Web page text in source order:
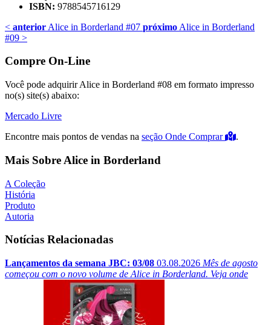
ISBN: 9788545716129
< anterior Alice in Borderland #07 próximo Alice in Borderland
#09 >
Compre On-Line
Você pode adquirir Alice in Borderland #08 em formato impresso
no(s) site(s) abaixo:
Mercado Livre
Encontre mais pontos de vendas na seção Onde Comprar .
Mais Sobre Alice in Borderland
A Coleção
História
Produto
Autoria
Notícias Relacionadas
Lançamentos da semana JBC: 03/08 03.08.2026 Mês de agosto
começou com o novo volume de Alice in Borderland. Veja onde